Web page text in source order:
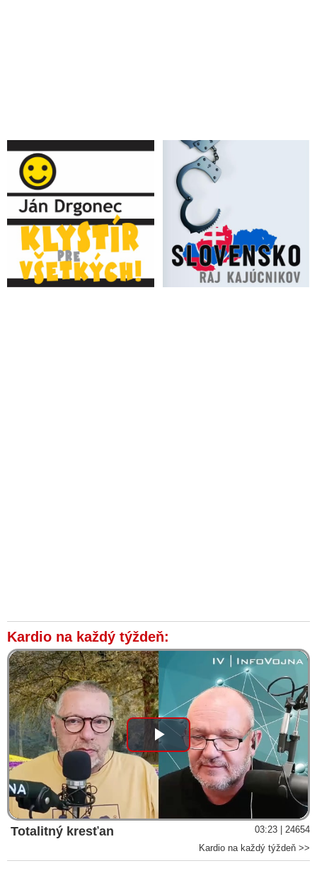
Kardio na každý týždeň:
Play
Video
Totalitný kresťan
03:23 | 24654
Kardio na každý týždeň >>